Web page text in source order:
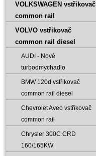
VOLKSWAGEN vstřikovač
common rail
VOLVO vstřikovač
common rail diesel
AUDI - Nové
turbodmychadlo
BMW 120d vstřikovač
common rail diesel
Chevrolet Aveo vstřikovač
common rail
Chrysler 300C CRD
160/165KW